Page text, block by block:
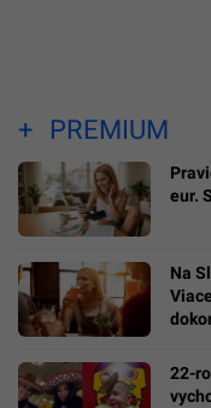
PREMIUM
eur.
Na
22-